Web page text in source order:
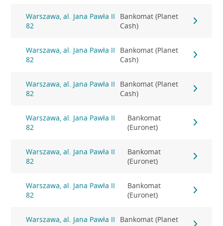
Warszawa, al. Jana Pawła II
82
Bankomat (Planet
Cash)
Warszawa, al. Jana Pawła II
82
Bankomat (Planet
Cash)
Warszawa, al. Jana Pawła II
82
Bankomat (Planet
Cash)
Warszawa, al. Jana Pawła II
82
Bankomat
(Euronet)
Warszawa, al. Jana Pawła II
82
Bankomat
(Euronet)
Warszawa, al. Jana Pawła II
82
Bankomat
(Euronet)
Warszawa, al. Jana Pawła II
Bankomat (Planet